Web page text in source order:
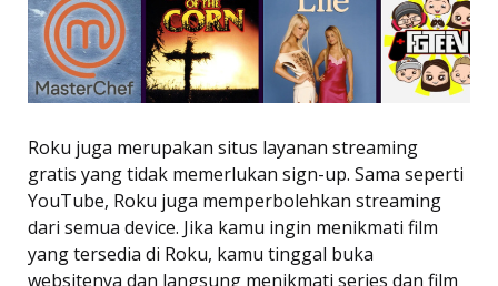
Roku juga merupakan situs layanan streaming
gratis yang tidak memerlukan sign-up. Sama seperti
YouTube, Roku juga memperbolehkan streaming
dari semua device. Jika kamu ingin menikmati film
yang tersedia di Roku, kamu tinggal buka
websitenya dan langsung menikmati series dan film